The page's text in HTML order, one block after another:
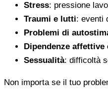
Stress: pressione
Traumi e lutti: eventi
Problemi di
Dipendenze
Sessualità: difficoltà
Non importa se il tuo